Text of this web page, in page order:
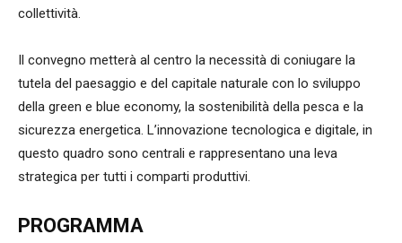
collettività.
Il convegno metterà al centro la necessità di coniugare la
tutela del paesaggio e del capitale naturale con lo sviluppo
della green e blue economy, la sostenibilità della pesca e la
sicurezza energetica. L’innovazione tecnologica e digitale, in
questo quadro sono centrali e rappresentano una leva
strategica per tutti i comparti produttivi.
PROGRAMMA